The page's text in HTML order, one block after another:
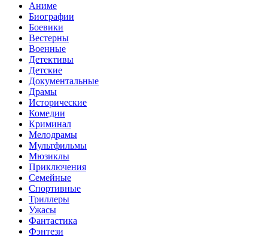
Аниме
Биографии
Боевики
Вестерны
Военные
Детективы
Детские
Документальные
Драмы
Исторические
Комедии
Криминал
Мелодрамы
Мультфильмы
Мюзиклы
Приключения
Семейные
Спортивные
Триллеры
Ужасы
Фантастика
Фэнтези